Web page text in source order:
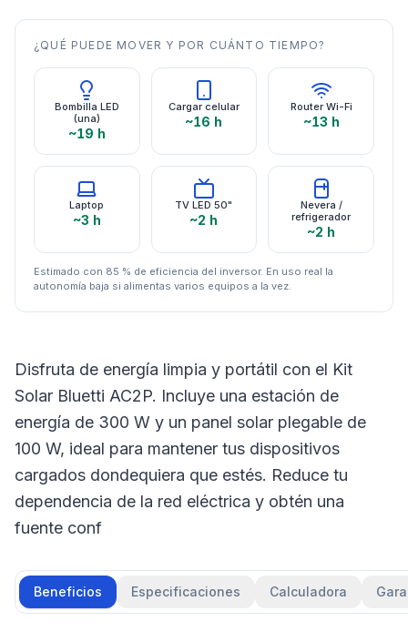
¿QUÉ PUEDE MOVER Y POR CUÁNTO TIEMPO?
Bombilla LED
(una)
~19 h
Cargar celular
~16 h
Router Wi-Fi
~13 h
Laptop
~3 h
TV LED 50"
~2 h
Nevera /
refrigerador
~2 h
Estimado con 85 % de eficiencia del inversor. En uso real la
autonomía baja si alimentas varios equipos a la vez.
Disfruta de energía limpia y portátil con el Kit
Solar Bluetti AC2P. Incluye una estación de
energía de 300 W y un panel solar plegable de
100 W, ideal para mantener tus dispositivos
cargados dondequiera que estés. Reduce tu
dependencia de la red eléctrica y obtén una
fuente conf
Beneficios Especificaciones Calculadora